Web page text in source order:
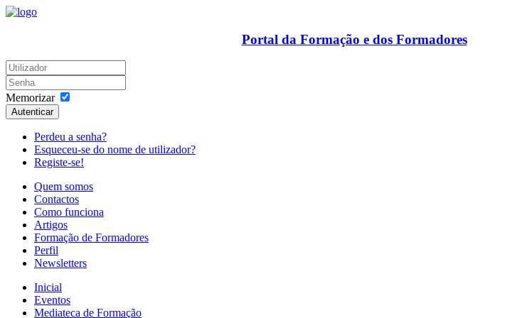
Portal da Formação e dos Formadores
Memorizar
Autenticar
Perdeu a senha?
Esqueceu-se do nome de utilizador?
Registe-se!
Quem somos
Contactos
Como funciona
Artigos
Formação de Formadores
Perfil
Newsletters
Inicial
Eventos
Mediateca de Formação